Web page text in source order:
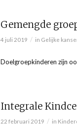
Gemengde
4 juli 2019 / in Gelijke
Doelgroepkinderen zijn
Integrale
22 februari 2019 / in